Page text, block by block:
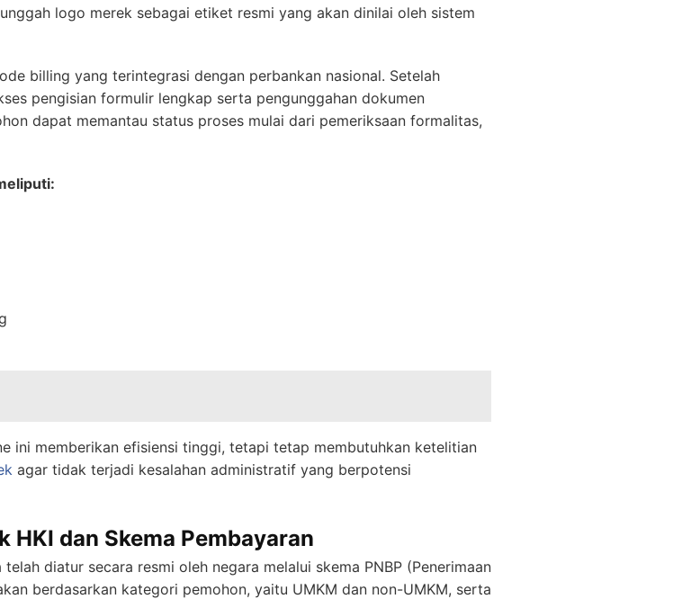
logo merek sebagai etiket resmi yang akan dinilai oleh sistem
billing yang terintegrasi dengan perbankan nasional. Setelah
pengisian formulir lengkap serta pengunggahan dokumen
dapat memantau status proses mulai dari pemeriksaan formalitas,
ini memberikan efisiensi tinggi, tetapi tetap membutuhkan ketelitian
agar tidak terjadi kesalahan administratif yang berpotensi
HKI dan Skema Pembayaran
diatur secara resmi oleh negara melalui skema PNBP (Penerimaan
berdasarkan kategori pemohon, yaitu UMKM dan non-UMKM, serta